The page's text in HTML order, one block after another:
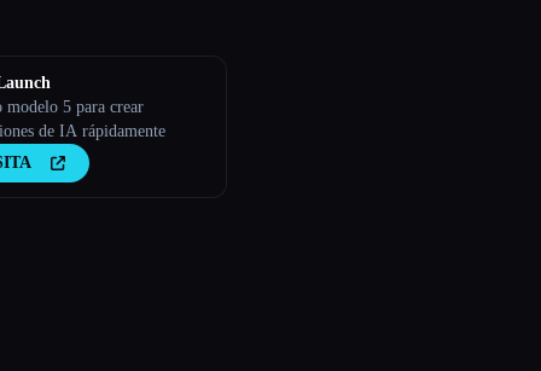
modelo 5 para crear
de IA rápidamente